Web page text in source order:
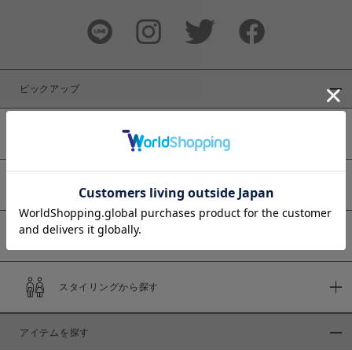
商品タイプ
ピックアップ
予約商品
スタイリングから探す
アイテムを探す